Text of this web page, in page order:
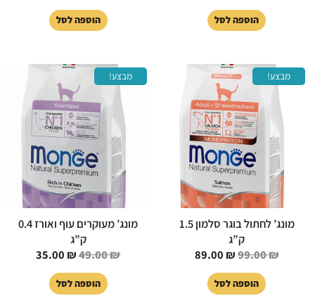
הוספה לסל הוספה לסל
מבצע!
מונג’ לחתול בוגר סלמון 1.5
ק”ג
99.00₪
המחיר
המקורי
היה:
99.00 ₪.
89.00 ₪
הוא:
89.00 ₪.
הוספה לסל
מבצע!
מונג’ מעוקרים עוף ואורז 0.4
ק”ג
49.00₪
המחיר
המקורי
היה:
49.00 ₪.
35.00 ₪
הוא:
35.00 ₪.
הוספה לסל